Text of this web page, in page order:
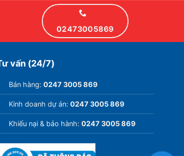
02473005869
vấn (24/7)
Bán hàng: 0247 3005 869
Kinh doanh dự án: 0247 3005 869
Khiếu nại & bảo hành: 0247 3005 869